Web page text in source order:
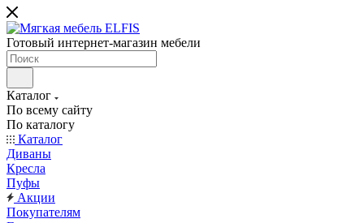
Готовый интернет-магазин мебели
Каталог
По всему сайту
По каталогу
Каталог
Диваны
Кресла
Пуфы
Акции
Покупателям